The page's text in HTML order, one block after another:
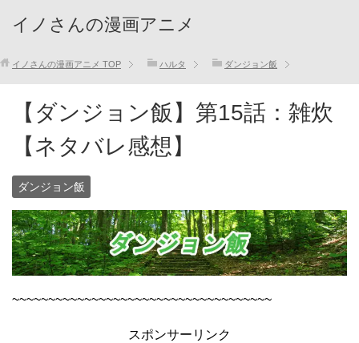
イノさんの漫画アニメ
イノさんの漫画アニメ TOP ハルタ ダンジョン飯
【ダンジョン飯】第15話：雑炊
【ネタバレ感想】
ダンジョン飯
~~~~~~~~~~~~~~~~~~~~~~~~~~~~~~~~~~~~
スポンサーリンク